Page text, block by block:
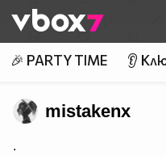
👾
🎉 PARTY TIME 👂
mistakenx
.